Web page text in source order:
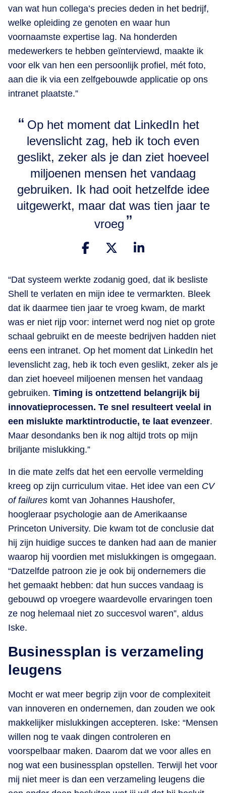
van wat hun collega’s precies deden in het bedrijf,
welke opleiding ze genoten en waar hun
voornaamste expertise lag. Na honderden
medewerkers te hebben geïnterviewd, maakte ik
voor elk van hen een persoonlijk profiel, mét foto,
aan die ik via een zelfgebouwde applicatie op ons
intranet plaatste.”
Op het moment dat LinkedIn het
levenslicht zag, heb ik toch even
geslikt, zeker als je dan ziet hoeveel
miljoenen mensen het vandaag
gebruiken. Ik had ooit hetzelfde idee
uitgewerkt, maar dat was tien jaar te
vroeg
“Dat systeem werkte zodanig goed, dat ik besliste
Shell te verlaten en mijn idee te vermarkten. Bleek
dat ik daarmee tien jaar te vroeg kwam, de markt
was er niet rijp voor: internet werd nog niet op grote
schaal gebruikt en de meeste bedrijven hadden niet
eens een intranet. Op het moment dat LinkedIn het
levenslicht zag, heb ik toch even geslikt, zeker als je
dan ziet hoeveel miljoenen mensen het vandaag
gebruiken. Timing is ontzettend belangrijk bij
innovatieprocessen. Te snel resulteert veelal in
een mislukte marktintroductie, te laat evenzeer.
Maar desondanks ben ik nog altijd trots op mijn
briljante mislukking.”
In die mate zelfs dat het een eervolle vermelding
kreeg op zijn curriculum vitae. Het idee van een CV
of failures komt van Johannes Haushofer,
hoogleraar psychologie aan de Amerikaanse
Princeton University. Die kwam tot de conclusie dat
hij zijn huidige succes te danken had aan de manier
waarop hij voordien met mislukkingen is omgegaan.
“Datzelfde patroon zie je ook bij ondernemers die
het gemaakt hebben: dat hun succes vandaag is
gebouwd op vroegere waardevolle ervaringen toen
ze nog helemaal niet zo succesvol waren”, aldus
Iske.
Businessplan is verzameling
leugens
Mocht er wat meer begrip zijn voor de complexiteit
van innoveren en ondernemen, dan zouden we ook
makkelijker mislukkingen accepteren. Iske: “Mensen
willen nog te vaak dingen controleren en
voorspelbaar maken. Daarom dat we voor alles en
nog wat een businessplan opstellen. Terwijl het voor
mij niet meer is dan een verzameling leugens die